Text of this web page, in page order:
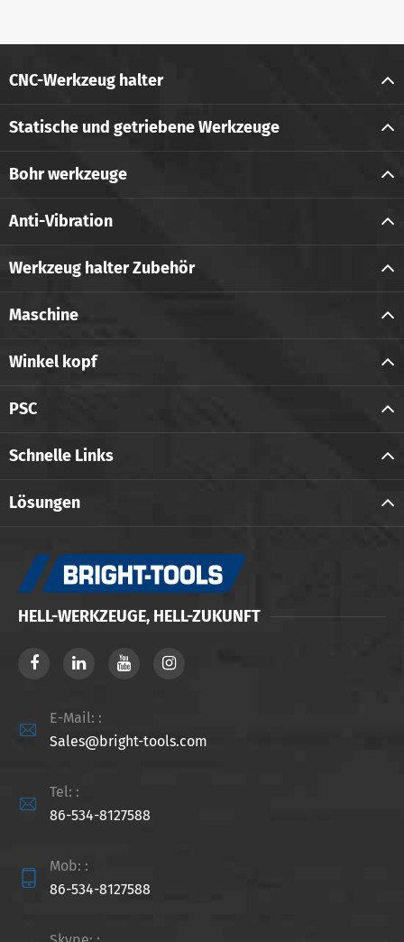
CNC-Werkzeug halter
Statische und getriebene Werkzeuge
Bohr werkzeuge
Anti-Vibration
Werkzeug halter Zubehör
Maschine
Winkel kopf
PSC
Schnelle Links
Lösungen
HELL-WERKZEUGE, HELL-ZUKUNFT

E-Mail: :
Sales@bright-tools.com

Tel: :
86-534-8127588

Mob: :
86-534-8127588